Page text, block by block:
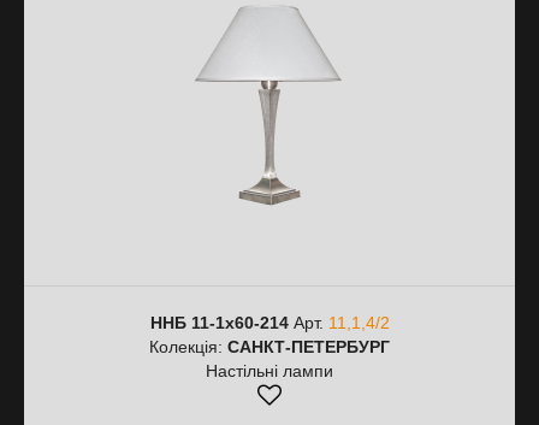
ННБ 11-1х60-214Арт. 11,1,4/2
Колекція: САНКТ-ПЕТЕРБУРГ
Настільні лампи